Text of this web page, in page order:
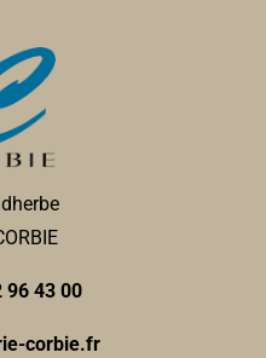
96 43 00
corbie.fr